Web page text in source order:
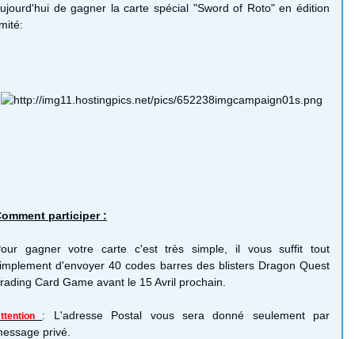
de gagner la carte spécial "Sword of Roto" en édition
participer :
gagner votre carte c'est très simple, il vous suffit tout
d'envoyer 40 codes barres des blisters Dragon Quest
Card Game avant le 15 Avril prochain.
: L'adresse Postal vous sera donné seulement par
privé.